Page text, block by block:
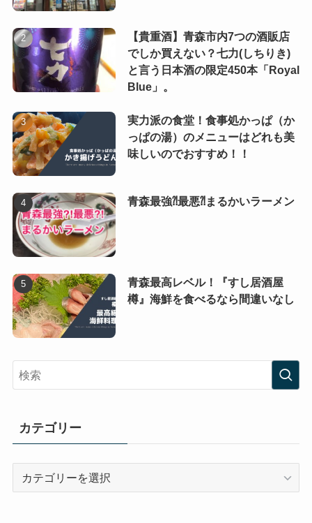
【貴重酒】青森市内7つの酒販店
でしか買えない？七力(しちりき)
と言う日本酒の限定450本「Royal
Blue」。
実力派の食堂！食事処かっぱ（か
っぱの湯）のメニューはどれも美
味しいのでおすすめ！！
青森最強⁈最悪⁈まるかいラーメン
青森最高レベル！『すし居酒屋
樽』海鮮を食べるなら間違いなし
カテゴリー